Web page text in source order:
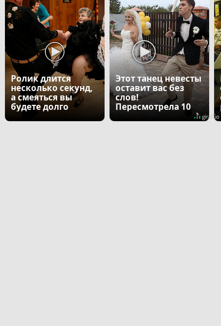
Ролик длится
несколько секунд,
а смеяться вы
будете долго
Этот танец невесты
оставит вас без
слов!
Пересмотрела 10